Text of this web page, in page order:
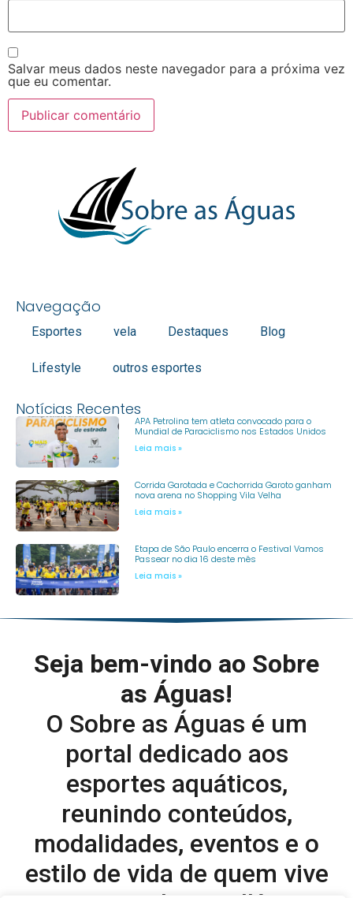
Salvar meus dados neste navegador para a próxima vez
que eu comentar.
Navegação
Esportes vela Destaques Blog
Lifestyle outros esportes
Notícias Recentes
APA Petrolina tem atleta convocado para o
Mundial de Paraciclismo nos Estados Unidos
Leia mais »
Corrida Garotada e Cachorrida Garoto ganham
nova arena no Shopping Vila Velha
Leia mais »
Etapa de São Paulo encerra o Festival Vamos
Passear no dia 16 deste mês
Leia mais »
Seja bem-vindo ao Sobre
as Águas!
O Sobre as Águas é um
portal dedicado aos
esportes aquáticos,
reunindo conteúdos,
modalidades, eventos e o
estilo de vida de quem vive